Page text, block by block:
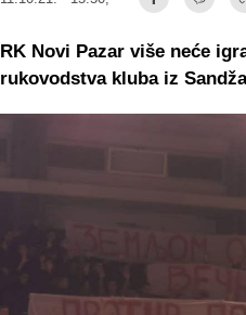
RK Novi Pazar više neće
rukovodstva kluba iz